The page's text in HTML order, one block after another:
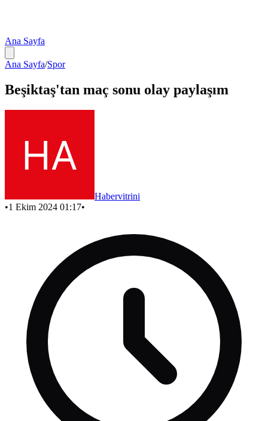
Ana Sayfa
Ana Sayfa/Spor
Beşiktaş'tan maç sonu olay paylaşım
Habervitrini
•1 Ekim 2024 01:17•